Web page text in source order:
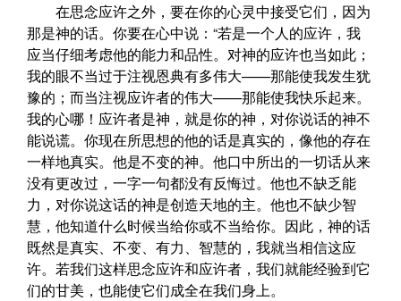
在思念应许之外，要在你的心灵中接受它们，因为
那是神的话。你要在心中说：“若是一个人的应许，我
应当仔细考虑他的能力和品性。对神的应许也当如此；
我的眼不当过于注视恩典有多伟大——那能使我发生犹
豫的；而当注视应许者的伟大——那能使我快乐起来。
我的心哪！应许者是神，就是你的神，对你说话的神不
能说谎。你现在所思想的他的话是真实的，像他的存在
一样地真实。他是不变的神。他口中所出的一切话从来
没有更改过，一字一句都没有反悔过。他也不缺乏能
力，对你说这话的神是创造天地的主。他也不缺少智
慧，他知道什么时候当给你或不当给你。因此，神的话
既然是真实、不变、有力、智慧的，我就当相信这应
许。若我们这样思念应许和应许者，我们就能经验到它
们的甘美，也能使它们成全在我们身上。